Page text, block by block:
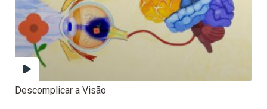
Descomplicar a Visão